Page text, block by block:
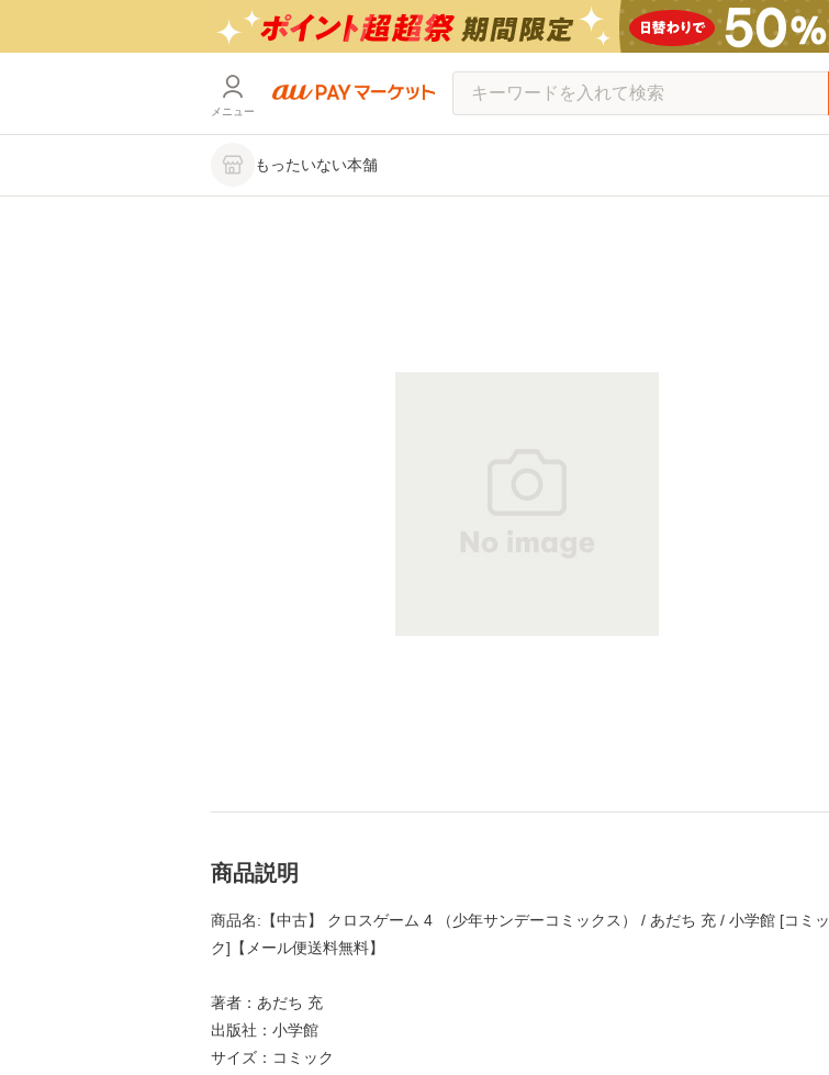
メニュー
もったいない本舗
商品説明
商品名:【中古】 クロスゲーム 4 （少年サンデーコミックス） / あだち 充 / 小学館 [コミッ
ク]【メール便送料無料】
著者：あだち 充
出版社：小学館
サイズ：コミック